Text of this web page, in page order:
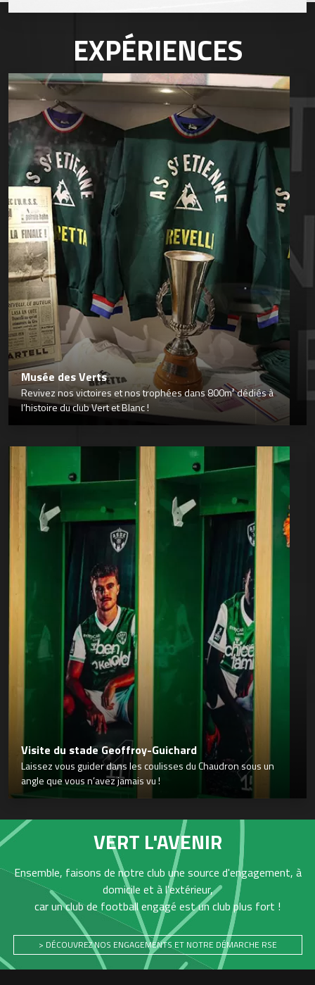
EXPÉRIENCES
Musée des Verts
Revivez nos victoires et nos trophées dans 800m² dédiés à
l’histoire du club Vert et Blanc !
Visite du stade Geoffroy-Guichard
Laissez vous guider dans les coulisses du Chaudron sous un
angle que vous n’avez jamais vu !
VERT L'AVENIR
Ensemble, faisons de notre club une source d'engagement, à
domicile et à l'extérieur,
car un club de football engagé est un club plus fort !
> DÉCOUVREZ NOS ENGAGEMENTS ET NOTRE DÉMARCHE RSE